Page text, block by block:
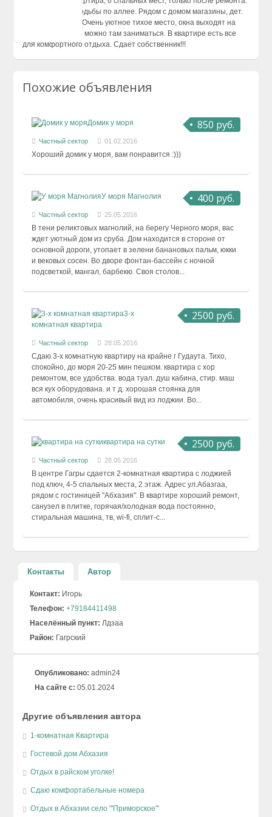
До моря 7 мин. ходьбы по аллее. Рядом с домом магазины, дет.
площадка, кафе. Очень уютное тихое место, окна выходят на
спортивную базу, можно там заниматься. В квартире есть все
для комфортного отдыха. Сдает собственник!!!
Похожие объявления
850 руб.
Домик у моря
Частный сектор 01.02.2016
Хороший домик у моря, вам понравится :)))
400 руб.
У моря Магнолия
Частный сектор 25.05.2016
В тени реликтовых магнолий, на берегу Черного моря, вас
ждет уютный дом из сруба. Дом находится в стороне от
основной дороги, утопает в зелени банановых пальм, юкки
и вековых сосен. Во дворе фонтан-бассейн с ночной
подсветкой, мангал, барбекю. Своя столов...
2500 руб.
3-х
комнатная квартира
Частный сектор 28.05.2016
Сдаю 3-х комнатную квартиру на крайне г Гудаута. Тихо,
спокойно, до моря 20-25 мин пешком. квартира с хор
ремонтом, все удобства. вода туал. душ кабина, стир. маш
вся кух оборудована. и т д. хорошая стоянка для
автомобиля, очень красивый вид из лоджии. Во...
2500 руб.
квартира на сутки
Частный сектор 28.05.2016
В центре Гагры сдается 2-комнатная квартира с лоджией
под ключ, 4-5 спальных места, 2 этаж. Адрес ул.Абазгаа,
рядом с гостиницей "Абхазия". В квартире хороший ремонт,
санузел в плитке, горячая/холодная вода постоянно,
стиральная машина, тв, wi-fi, сплит-с...
Контакты Автор
Контакт: Игорь
Телефон: +79184411498
Населённый пункт: Лдзаа
Район: Гагрский
Опубликовано: admin24
На сайте с: 05.01.2024
Другие объявления автора
1-комнатная Квартира
Гостевой дом Абхазия
Отдых в райском уголке!
Сдаю комфортабельные номера
Отдых в Абхазии село "'Приморское'''